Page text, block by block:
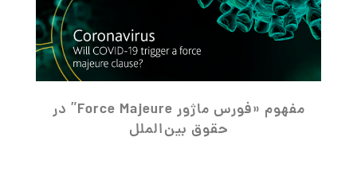
مفهوم «فورس ماژور Force Majeure” در
حقوق بین‌الملل